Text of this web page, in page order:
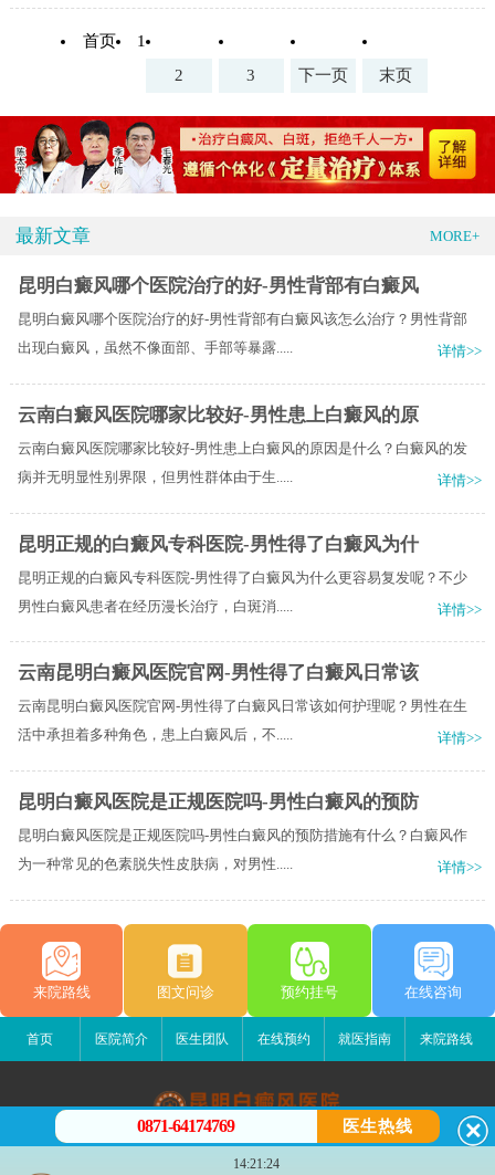
首页
1
2
3 下一页 末页
最新文章 MORE+
昆明白癜风哪个医院治疗的好-男性背部有白癜风
昆明白癜风哪个医院治疗的好-男性背部有白癜风该怎么治疗？男性背部
出现白癜风，虽然不像面部、手部等暴露.....
详情>>
云南白癜风医院哪家比较好-男性患上白癜风的原
云南白癜风医院哪家比较好-男性患上白癜风的原因是什么？白癜风的发
病并无明显性别界限，但男性群体由于生.....
详情>>
昆明正规的白癜风专科医院-男性得了白癜风为什
昆明正规的白癜风专科医院-男性得了白癜风为什么更容易复发呢？不少
男性白癜风患者在经历漫长治疗，白斑消.....
详情>>
云南昆明白癜风医院官网-男性得了白癜风日常该
云南昆明白癜风医院官网-男性得了白癜风日常该如何护理呢？男性在生
活中承担着多种角色，患上白癜风后，不.....
详情>>
昆明白癜风医院是正规医院吗-男性白癜风的预防
昆明白癜风医院是正规医院吗-男性白癜风的预防措施有什么？白癜风作
为一种常见的色素脱失性皮肤病，对男性.....
详情>>
来院路线 图文问诊 预约挂号 在线咨询
首页 医院简介 医生团队 在线预约 就医指南 来院路线
昆明白癜风医院
昆明市五华区护国路2号
0871-64174769 医生热线
14:21:24